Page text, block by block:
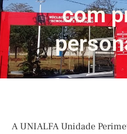
com
A UNIALFA Unidade